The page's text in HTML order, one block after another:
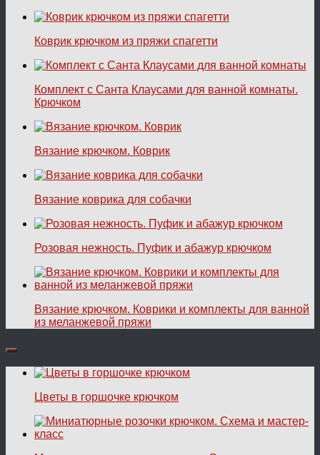
Коврик крючком из пряжи спагетти
Комплект с Санта Клаусами для ванной комнаты.
Крючком
Вязание крючком. Коврик
Вязание коврика для собачки
Розовая нежность. Пуфик и абажур крючком
Вязание крючком. Коврики и комплекты для ванной
из меланжевой пряжи
Цветы в горшочке крючком